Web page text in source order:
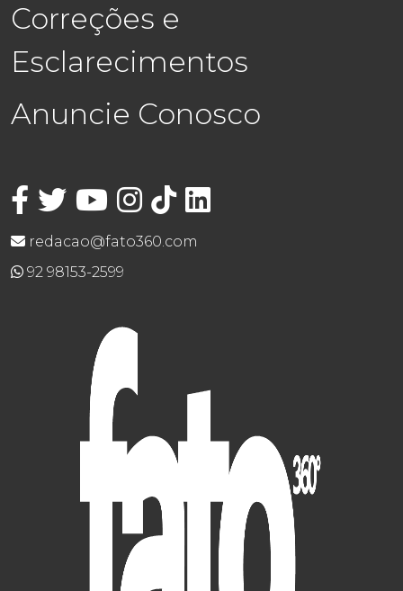
Correções e
Esclarecimentos
Anuncie Conosco
redacao@fato360.com
92 98153-2599